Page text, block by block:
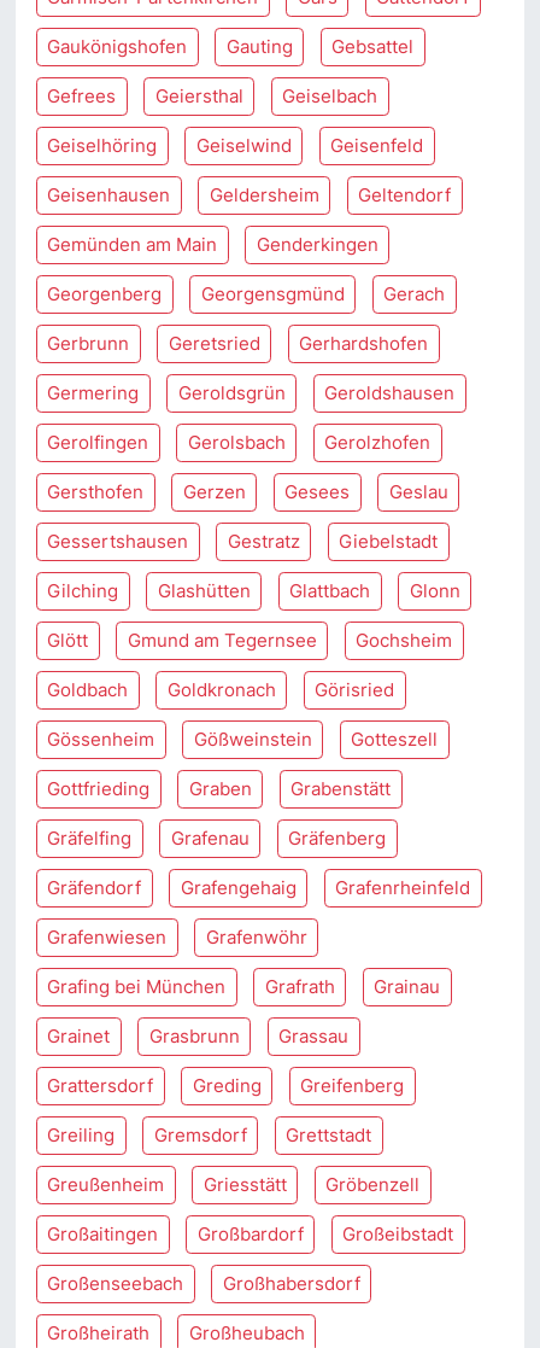
Gaukönigshofen Gauting Gebsattel
Gefrees Geiersthal Geiselbach
Geiselhöring Geiselwind Geisenfeld
Geisenhausen Geldersheim Geltendorf
Gemünden am Main Genderkingen
Georgenberg Georgensgmünd Gerach
Gerbrunn Geretsried Gerhardshofen
Germering Geroldsgrün Geroldshausen
Gerolfingen Gerolsbach Gerolzhofen
Gersthofen Gerzen Gesees Geslau
Gessertshausen Gestratz Giebelstadt
Gilching Glashütten Glattbach Glonn
Glött Gmund am Tegernsee Gochsheim
Goldbach Goldkronach Görisried
Gössenheim Gößweinstein Gotteszell
Gottfrieding Graben Grabenstätt
Gräfelfing Grafenau Gräfenberg
Gräfendorf Grafengehaig Grafenrheinfeld
Grafenwiesen Grafenwöhr
Grafing bei München Grafrath Grainau
Grainet Grasbrunn Grassau
Grattersdorf Greding Greifenberg
Greiling Gremsdorf Grettstadt
Greußenheim Griesstätt Gröbenzell
Großaitingen Großbardorf Großeibstadt
Großenseebach Großhabersdorf
Großheirath Großheubach